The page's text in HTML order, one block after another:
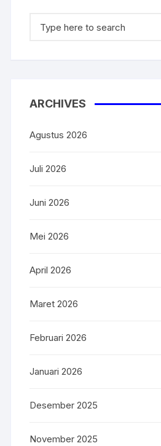
ARCHIVES
Agustus 2026
Juli 2026
Juni 2026
Mei 2026
April 2026
Maret 2026
Februari 2026
Januari 2026
Desember 2025
November 2025